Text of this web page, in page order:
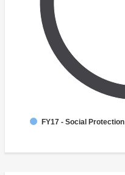
FY17 - Social Protection